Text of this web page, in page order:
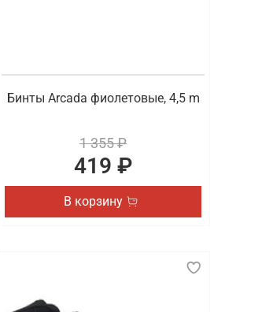
Бинты Arcada фиолетовые, 4,5 m
1 355 ₽
419 ₽
В корзину